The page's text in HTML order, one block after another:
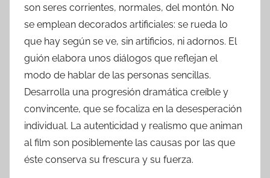
son seres corrientes, normales, del montón. No
se emplean decorados artificiales: se rueda lo
que hay según se ve, sin artificios, ni adornos. El
guión elabora unos diálogos que reflejan el
modo de hablar de las personas sencillas.
Desarrolla una progresión dramática creíble y
convincente, que se focaliza en la desesperación
individual. La autenticidad y realismo que animan
al film son posiblemente las causas por las que
éste conserva su frescura y su fuerza.